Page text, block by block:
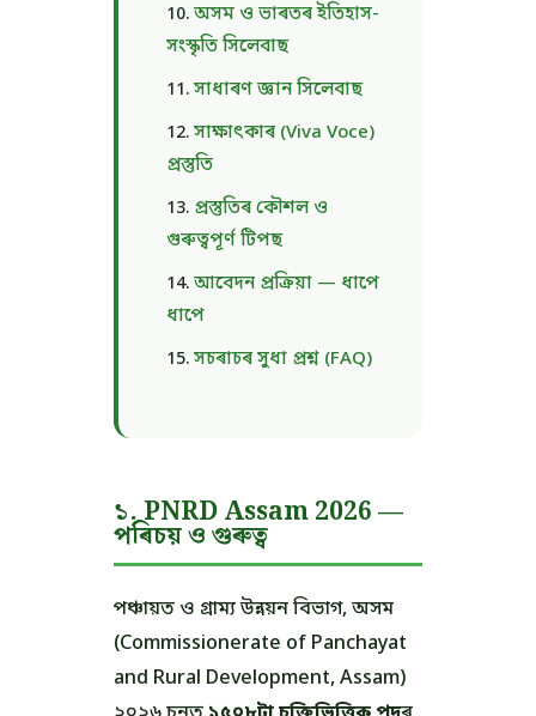
অসম ও ভাৰতৰ ইতিহাস-
সংস্কৃতি সিলেবাছ
সাধাৰণ জ্ঞান সিলেবাছ
সাক্ষাৎকাৰ (Viva Voce)
প্ৰস্তুতি
প্ৰস্তুতিৰ কৌশল ও
গুৰুত্বপূৰ্ণ টিপছ
আবেদন প্ৰক্ৰিয়া — ধাপে
ধাপে
সচৰাচৰ সুধা প্ৰশ্ন (FAQ)
১. PNRD Assam 2026 —
পৰিচয় ও গুৰুত্ব
পঞ্চায়ত ও গ্ৰাম্য উন্নয়ন বিভাগ, অসম
(Commissionerate of Panchayat
and Rural Development, Assam)